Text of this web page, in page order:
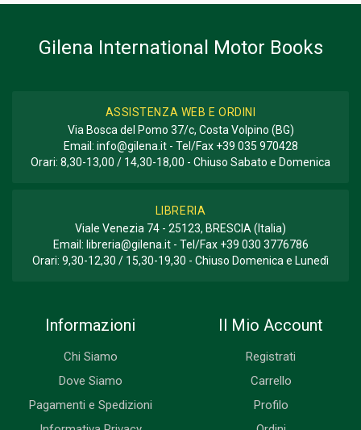
Gilena International Motor Books
ASSISTENZA WEB E ORDINI
Via Bosca del Pomo 37/c, Costa Volpino (BG)
Email: info@gilena.it- Tel/Fax +39 035 970428
Orari: 8,30-13,00 / 14,30-18,00 - Chiuso Sabato e Domenica
LIBRERIA
Viale Venezia 74 - 25123, BRESCIA (Italia)
Email: libreria@gilena.it- Tel/Fax +39 030 3776786
Orari: 9,30-12,30 / 15,30-19,30 - Chiuso Domenica e Lunedì
Informazioni
Chi Siamo
Dove Siamo
Pagamenti e Spedizioni
Il Mio Account
Registrati
Carrello
Profilo